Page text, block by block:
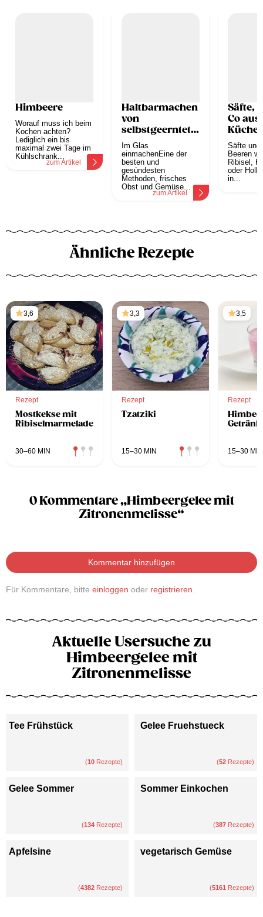
Himbeere
Worauf muss ich beim
Kochen achten?
Lediglich ein bis
maximal zwei Tage im
Kühlschrank...
zum Artikel
Haltbarmachen
von
selbstgeernteten
Küchengartenschätzen
Im Glas
einmachenEine der
besten und
gesündesten
Methoden, frisches
Obst und Gemüse...
zum Artikel
Säfte,
Co
Säfte und
Beeren
Ribisel,
oder
in...
Ähnliche Rezepte
3,6
Rezept
Mostkekse mit
Ribiselmarmelade
30–60 MIN
3,3
Rezept
Tzatziki
15–30 MIN
3,5
Rezept
Getränk
15–30 MIN
0 Kommentare „Himbeergelee mit
Zitronenmelisse“
Kommentar hinzufügen
Für Kommentare, bitte einloggen oder registrieren
Aktuelle Usersuche zu
Himbeergelee mit
Zitronenmelisse
Tee Frühstück
(10 Rezepte)
Gelee Fruehstueck
(52 Rezepte)
Gelee Sommer
(134 Rezepte)
Sommer Einkochen
(387 Rezepte)
Apfelsine
(4382 Rezepte)
vegetarisch Gemüse
(5161 Rezepte)